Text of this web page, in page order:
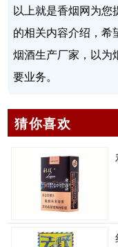
以上就是香烟网为您
的相关内容介绍，希
烟酒生产厂家，以为
要业务。
猜你喜欢